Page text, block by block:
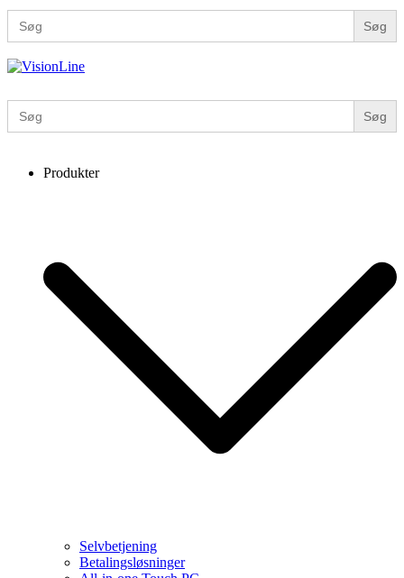
Search
for:
VisionLine
Search
for:
Produkter
Selvbetjening
Betalingsløsninger